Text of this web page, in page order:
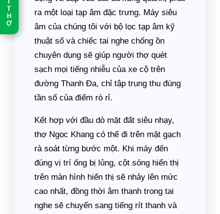
T
T
H
Ợ
ra một loại tạp âm đặc trưng. Máy siêu
âm của chúng tôi với bộ lọc tạp âm kỹ
thuật số và chiếc tai nghe chống ồn
chuyên dụng sẽ giúp người thợ quét
sạch mọi tiếng nhiễu của xe cộ trên
đường Thanh Đa, chỉ tập trung thu đúng
tần số của điểm rò rỉ.
Kết hợp với đầu dò mặt đất siêu nhạy,
thợ Ngọc Khang có thể đi trên mặt gạch
rà soát từng bước một. Khi máy đến
đúng vị trí ống bị lủng, cột sóng hiển thị
trên màn hình hiển thị sẽ nhảy lên mức
cao nhất, đồng thời âm thanh trong tai
nghe sẽ chuyển sang tiếng rít thanh và